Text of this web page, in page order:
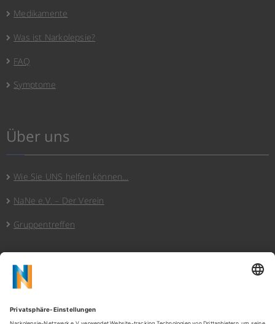
Medikamente
Was ist Narkolepsie?
FAQ
Symptome
Über uns
Wie Sie UNS helfen können…
NaNe e.V. – Der Verein
Gruppentreffen
Hinweise